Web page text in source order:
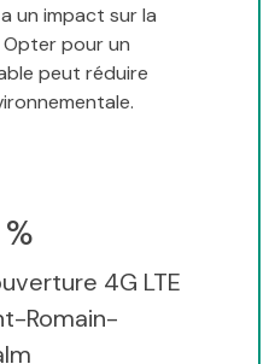
un impact sur la
pour un
peut réduire
4G LTE
Romain-